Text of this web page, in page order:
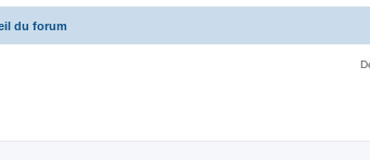
du forum